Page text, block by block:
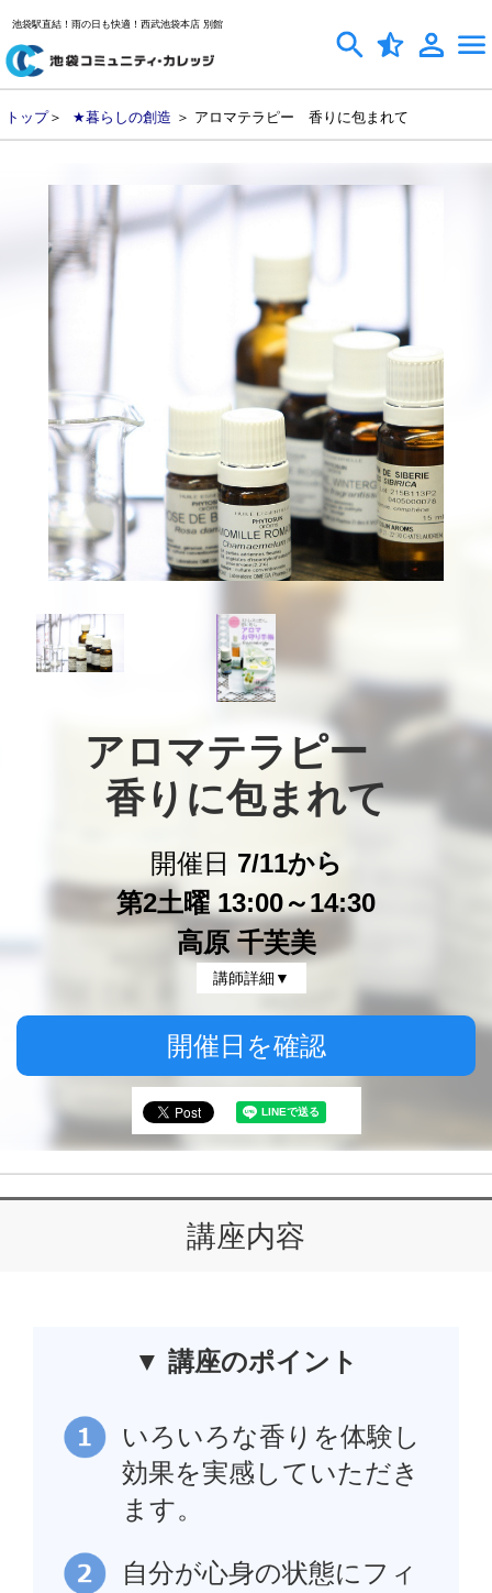
池袋駅直結！雨の日も快適！西武池袋本店 別館
トップ＞ ★暮らしの創造 ＞ アロマテラピー 香りに包まれて
アロマテラピー
香りに包まれて
開催日 7/11から
第2土曜 13:00～14:30
高原 千芙美
講師詳細▼
開催日を確認
講座内容
▼ 講座のポイント
いろいろな香りを体験し
効果を実感していただき
ます。
自分が心身の状態にフィ